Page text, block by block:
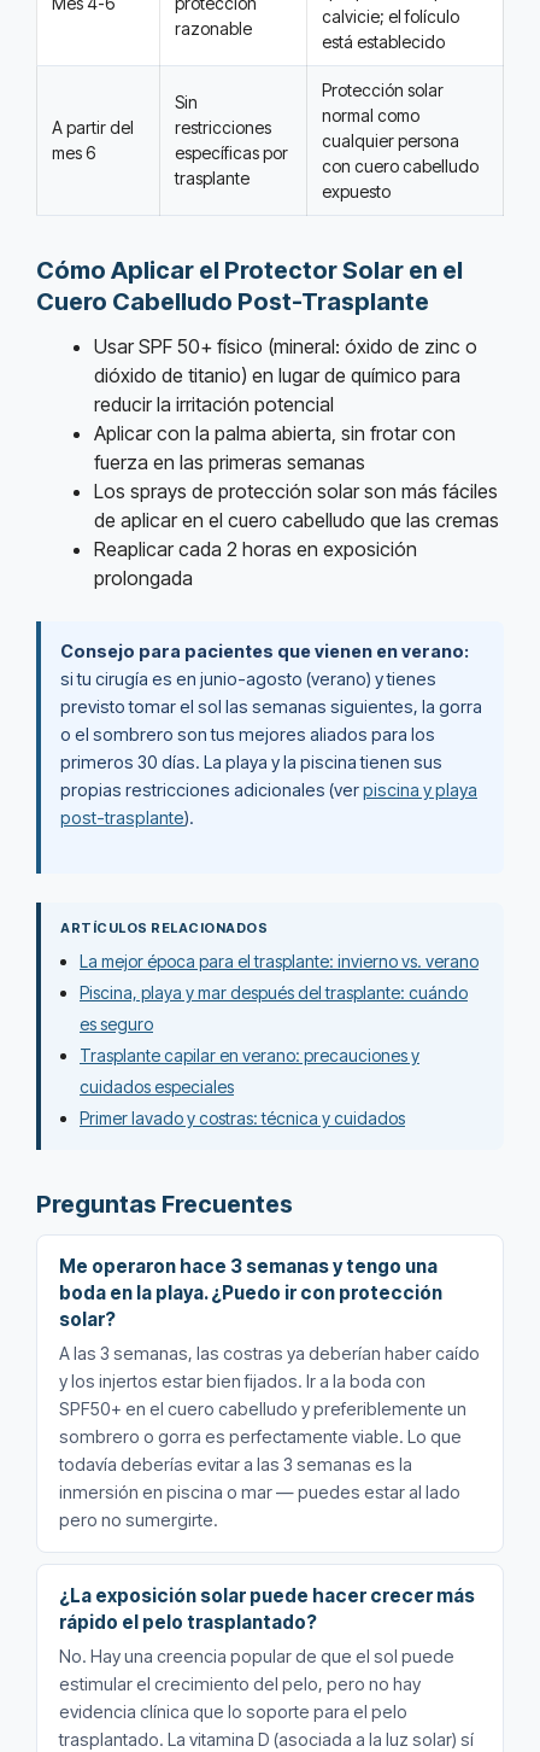
razonable
calvicie; el folículo
está establecido
A partir del
mes 6
Sin
restricciones
específicas por
trasplante
Protección solar
normal como
cualquier persona
con cuero cabelludo
expuesto
Cómo Aplicar el Protector Solar en el
Cuero Cabelludo Post-Trasplante
Usar SPF 50+ físico (mineral: óxido de zinc o
dióxido de titanio) en lugar de químico para
reducir la irritación potencial
Aplicar con la palma abierta, sin frotar con
fuerza en las primeras semanas
Los sprays de protección solar son más fáciles
de aplicar en el cuero cabelludo que las cremas
Reaplicar cada 2 horas en exposición
prolongada
Consejo para pacientes que vienen en verano:
si tu cirugía es en junio-agosto (verano) y tienes
previsto tomar el sol las semanas siguientes, la gorra
o el sombrero son tus mejores aliados para los
primeros 30 días. La playa y la piscina tienen sus
propias restricciones adicionales (verpiscina y playa
post-trasplante).
ARTÍCULOS RELACIONADOS
La mejor época para el trasplante: invierno vs. verano
Piscina, playa y mar después del trasplante: cuándo
es seguro
Trasplante capilar en verano: precauciones y
cuidados especiales
Primer lavado y costras: técnica y cuidados
Preguntas Frecuentes
Me operaron hace 3 semanas y tengo una
boda en la playa. ¿Puedo ir con protección
solar?
A las 3 semanas, las costras ya deberían haber caído
y los injertos estar bien fijados. Ir a la boda con
SPF50+ en el cuero cabelludo y preferiblemente un
sombrero o gorra es perfectamente viable. Lo que
todavía deberías evitar a las 3 semanas es la
inmersión en piscina o mar — puedes estar al lado
pero no sumergirte.
¿La exposición solar puede hacer crecer más
rápido el pelo trasplantado?
No. Hay una creencia popular de que el sol puede
estimular el crecimiento del pelo, pero no hay
evidencia clínica que lo soporte para el pelo
trasplantado. La vitamina D (asociada a la luz solar) sí